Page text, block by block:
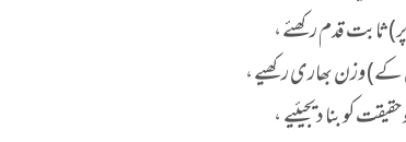
ثابت قدم رکھئے ،
وزن بھاری رکھیے ،
کو بنا دیجیئیے ،